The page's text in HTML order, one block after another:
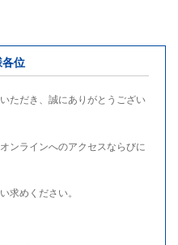
各位
ただき、誠にありがとうござい
ンラインへのアクセスならびに
求めください。